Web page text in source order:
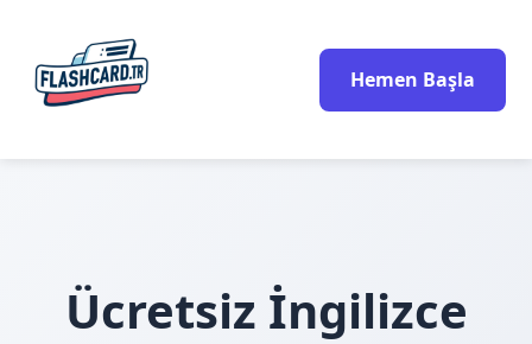
Hemen Başla
Ücretsiz İngilizce